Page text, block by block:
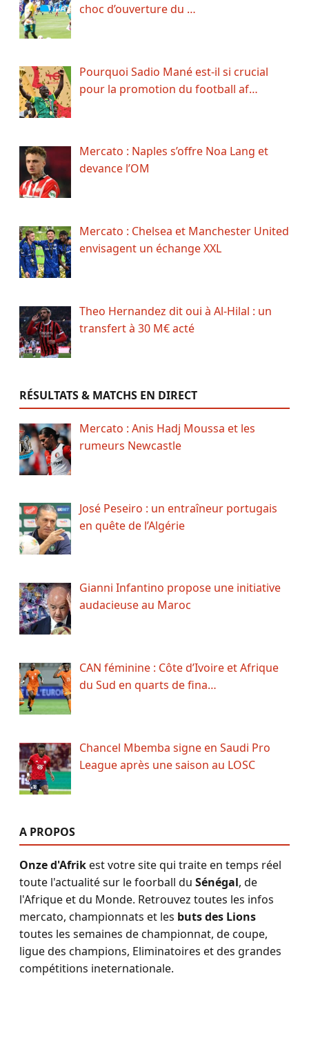
choc d’ouverture du …
Pourquoi Sadio Mané est-il si crucial
pour la promotion du football af…
Mercato : Naples s’offre Noa Lang et
devance l’OM
Mercato : Chelsea et Manchester United
envisagent un échange XXL
Theo Hernandez dit oui à Al-Hilal : un
transfert à 30 M€ acté
RÉSULTATS & MATCHS EN DIRECT
Mercato : Anis Hadj Moussa et les
rumeurs Newcastle
José Peseiro : un entraîneur portugais
en quête de l’Algérie
Gianni Infantino propose une initiative
audacieuse au Maroc
CAN féminine : Côte d’Ivoire et Afrique
du Sud en quarts de fina…
Chancel Mbemba signe en Saudi Pro
League après une saison au LOSC
A PROPOS
Onze d'Afrikest votre site qui traite en temps réel
toute l'actualité sur le foorball du Sénégal, de
l'Afrique et du Monde. Retrouvez toutes les infos
mercato, championnats et les buts des Lions
toutes les semaines de championnat, de coupe,
ligue des champions, Eliminatoires et des grandes
compétitions ineternationale.